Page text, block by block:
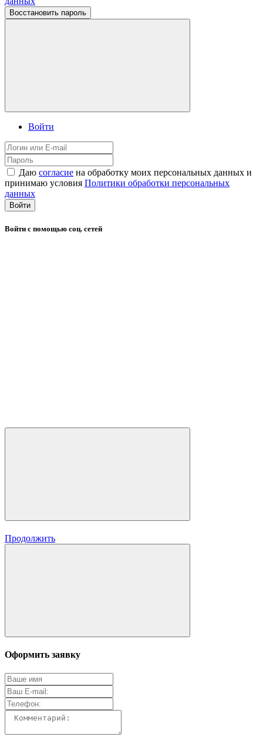
Восстановить пароль
Войти
Даю согласие на обработку моих персональных данных и
принимаю условия Политики обработки персональных
данных
Войти
Войти с помощью соц. сетей
Продолжить
Оформить заявку